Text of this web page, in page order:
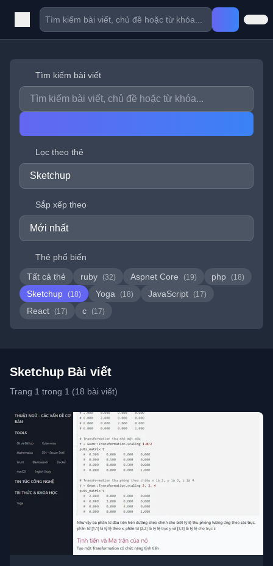
Tìm kiếm bài viết
Lọc theo thẻ
Sắp xếp theo
Thẻ phổ biến
Tất cả thẻ
ruby (32) Aspnet Core (19) php (18)
Sketchup (18) Yoga (18) JavaScript (17)
React (17) c (17)
Sketchup Bài viết
Trang 1 trong 1 (18 bài viết)